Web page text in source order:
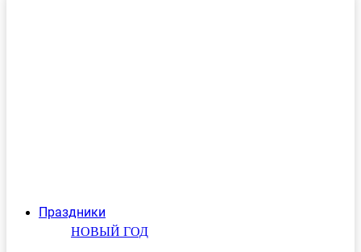
Праздники
НОВЫЙ ГОД